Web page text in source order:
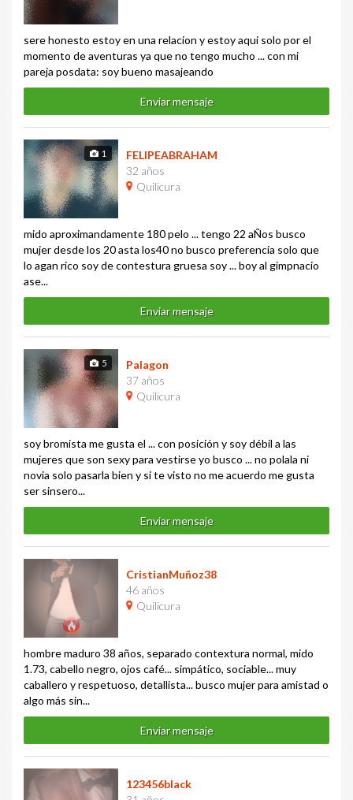
sere honesto estoy en una relacion y estoy aqui solo por el
momento de aventuras ya que no tengo mucho ... con mi
pareja posdata: soy bueno masajeando
Enviar mensaje
1
FELIPEABRAHAM
32 años
Quilicura
mido aproximandamente 180 pelo ... tengo 22 aÑos busco
mujer desde los 20 asta los40 no busco preferencia solo que
lo agan rico soy de contestura gruesa soy ... boy al gimpnacio
ase...
Enviar mensaje
5
Palagon
37 años
Quilicura
soy bromista me gusta el ... con posición y soy débil a las
mujeres que son sexy para vestirse yo busco ... no polala ni
novia solo pasarla bien y si te visto no me acuerdo me gusta
ser sinsero...
Enviar mensaje
CristianMuñoz38
46 años
Quilicura
hombre maduro 38 años, separado contextura normal, mido
1.73, cabello negro, ojos café... simpático, sociable... muy
caballero y respetuoso, detallista... busco mujer para amistad o
algo más sin...
Enviar mensaje
123456black